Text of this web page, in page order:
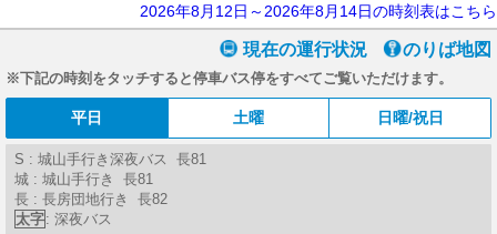
2026年8月12日～2026年8月14日の時刻表はこちら
現在の運行状況 のりば地図
※下記の時刻をタッチすると停車バス停をすべてご覧いただけます。
平日 土曜 日曜/祝日
S : 城山手行き深夜バス 長81
城 : 城山手行き 長81
長 : 長房団地行き 長82
太字: 深夜バス